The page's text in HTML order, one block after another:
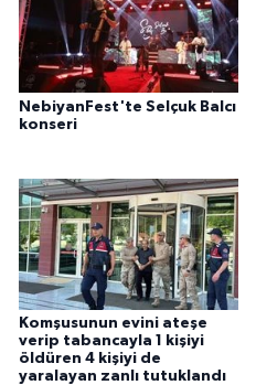
NebiyanFest'te Selçuk Balcı
konseri
Komşusunun evini ateşe
verip tabancayla 1 kişiyi
öldüren 4 kişiyi de
yaralayan zanlı tutuklandı